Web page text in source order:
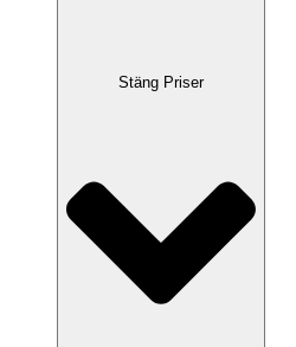
Stäng Priser